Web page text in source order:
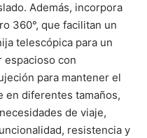
Además, incorpora
360°, que facilitan un
telescópica para un
con
para mantener el
en diferentes tamaños,
de viaje,
resistencia y